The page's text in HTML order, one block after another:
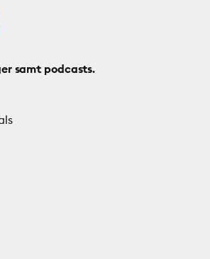
samt podcasts.